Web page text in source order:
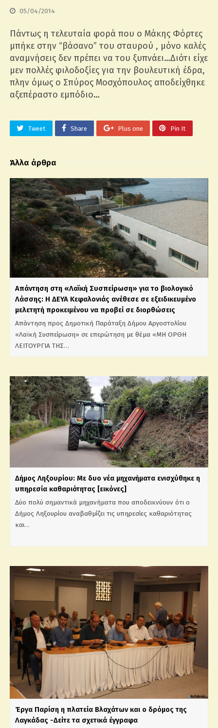
05/04/2014
Πάντως η τελευταία φορά που ο Μάκης Φόρτες
μπήκε στην “βάσανο” του σταυρού , μόνο καλές
αναμνήσεις δεν πρέπει να του ξυπνάει…Διότι είχε
μεν πολλές φιλοδοξίες για την βουλευτική έδρα,
πλην όμως ο Σπύρος Μοσχόπουλος αποδείχθηκε
αξεπέραστο εμπόδιο…
Tweet Share Plus one Pin It
Άλλα άρθρα
Απάντηση στη «Λαϊκή Συσπείρωση» για το βιολογικό
Λάσσης: Η ΔΕΥΑ Κεφαλονιάς ανέθεσε σε εξειδικευμένο
μελετητή προκειμένου να προβεί σε διορθώσεις
Απάντηση προς Δημοτική Παράταξη Δήμου Αργοστολίου
«Λαϊκή Συσπείρωση» σε επερώτηση με θέμα «ΜΗ ΟΡΘΗ
ΛΕΙΤΟΥΡΓΙΑ ΤΗΣ…
Δήμος Ληξουρίου: Με δυο νέα μηχανήματα ενισχύθηκε η
υπηρεσία καθαριότητας [εικόνες]
Δύο πολύ σημαντικά μηχανήματα που αποδεικνύουν ότι ο
Δήμος Ληξουρίου αναβαθμίζει τις υπηρεσίες καθαριότητας
και…
Έργα Παρίση η πλατεία Βλαχάτων και ο δρόμος της
Λαγκάδας -Δείτε τα σχετικά έγγραφα